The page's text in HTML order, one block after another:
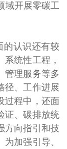
域开展零碳工
的认识还有较
统性工程，
管理服务等多
径、工作进展
过程中，还面
证、碳排放统
方向指引和技
加强引导、